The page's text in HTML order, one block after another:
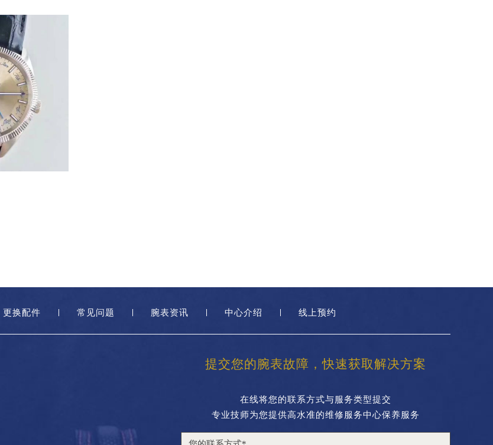
更换配件 常见问题 腕表资讯 中心介绍 线上预约
提交您的腕表故障，快速获取解决方案
在线将您的联系方式与服务类型提交
专业技师为您提供高水准的维修服务中心保养服务